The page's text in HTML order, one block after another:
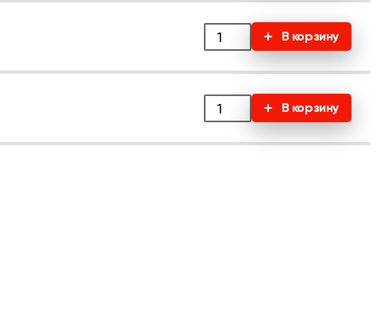
В корзину
В корзину